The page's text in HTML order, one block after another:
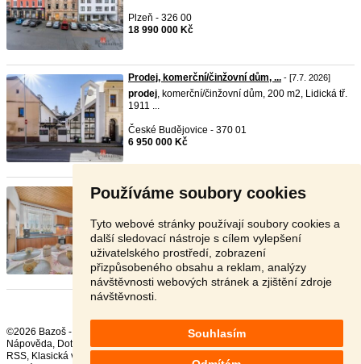
Používáme soubory cookies
Tyto webové stránky používají soubory cookies a
další sledovací nástroje s cílem vylepšení
uživatelského prostředí, zobrazení
přizpůsobeného obsahu a reklam, analýzy
návštěvnosti webových stránek a zjištění zdroje
návštěvnosti.
Souhlasím
Plzeň - 326 00
18 990 000 Kč
Prodej, komerční/činžovní dům, ... - [7.7. 2026]
prodej, komerční/činžovní dům, 200 m2, Lidická tř.
1911 ...
České Budějovice - 370 01
6 950 000 Kč
Prodej, komerční/činžovní dům, ...- [26.6. 2026]
Doubravice ...
Trutnov - 544 51
9 199 000 Kč
©2026 Bazoš -
Nápověda, Dotazy ,
,
RSS,